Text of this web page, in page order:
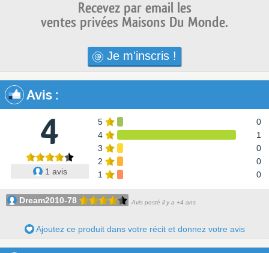
Recevez par email les
ventes privées Maisons Du Monde.
Je m'inscris !
Avis :
4
1 avis
5
0
4
1
3
0
2
0
1
0
Dream2010-78 Avis posté il y a +4 ans
Ajoutez ce produit dans votre récit et donnez votre avis